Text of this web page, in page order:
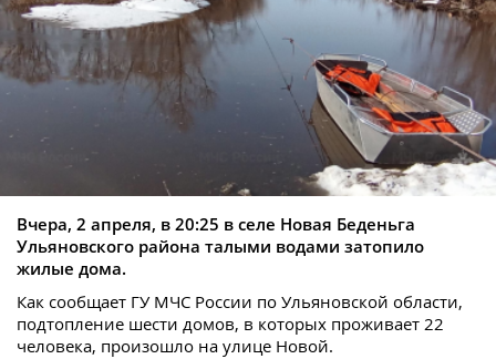
Вчера, 2 апреля, в 20:25 в селе Новая Беденьга
Ульяновского района талыми водами затопило
жилые дома.
Как сообщает ГУ МЧС России по Ульяновской области,
подтопление шести домов, в которых проживает 22
человека, произошло на улице Новой.